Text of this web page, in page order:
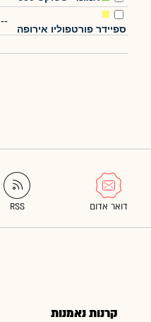
ספיידר פורטפוליו אירופה
--
קרנות נאמנות